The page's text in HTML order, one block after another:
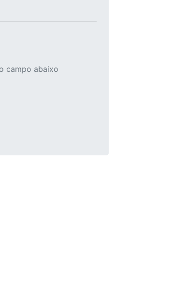
campo abaixo